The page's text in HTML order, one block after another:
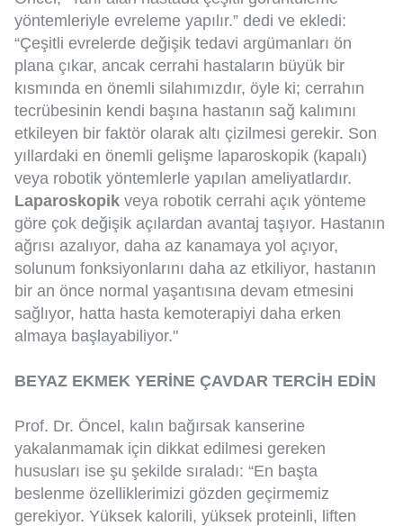
yöntemleriyle evreleme yapılır.” dedi ve ekledi:
“Çeşitli evrelerde değişik tedavi argümanları ön
plana çıkar, ancak cerrahi hastaların büyük bir
kısmında en önemli silahımızdır, öyle ki; cerrahın
tecrübesinin kendi başına hastanın sağ kalımını
etkileyen bir faktör olarak altı çizilmesi gerekir. Son
yıllardaki en önemli gelişme laparoskopik (kapalı)
veya robotik yöntemlerle yapılan ameliyatlardır.
Laparoskopik veya robotik cerrahi açık yönteme
göre çok değişik açılardan avantaj taşıyor. Hastanın
ağrısı azalıyor, daha az kanamaya yol açıyor,
solunum fonksiyonlarını daha az etkiliyor, hastanın
bir an önce normal yaşantısına devam etmesini
sağlıyor, hatta hasta kemoterapiyi daha erken
almaya başlayabiliyor."
BEYAZ EKMEK YERİNE ÇAVDAR TERCİH EDİN
Prof. Dr. Öncel, kalın bağırsak kanserine
yakalanmamak için dikkat edilmesi gereken
hususları ise şu şekilde sıraladı: “En başta
beslenme özelliklerimizi gözden geçirmemiz
gerekiyor. Yüksek kalorili, yüksek proteinli, liften